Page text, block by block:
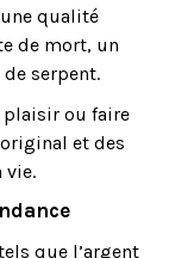
qualité
de mort, un
serpent.
plaisir ou faire
et des
vie.
que l’argent